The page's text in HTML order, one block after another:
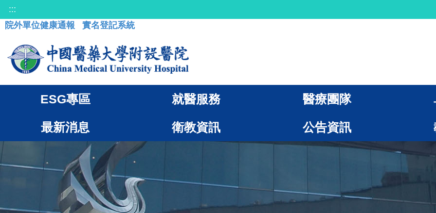
:::
院外單位健康通報
實名登記系統
ESG專區 就醫服務 醫療團隊
最新消息 衛教資訊 公告資訊